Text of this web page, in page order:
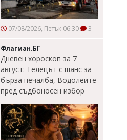
07/08/2026, Петък 06:30 3
Флагман.БГ
Дневен хороскоп за 7
август: Телецът с шанс за
бърза печалба, Водолеите
пред съдбоносен избор